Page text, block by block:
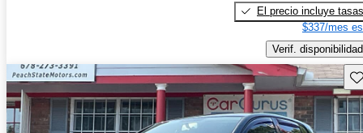
El precio incluye tasas
$337/mes
Verif. disponibilidad